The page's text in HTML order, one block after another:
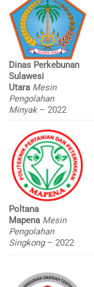
Dinas Perkebunan
Sulawesi
Utara Mesin
Pengolahan
Minyak– 2022
Poltana
Mapena Mesin
Pengolahan
Singkong – 2022